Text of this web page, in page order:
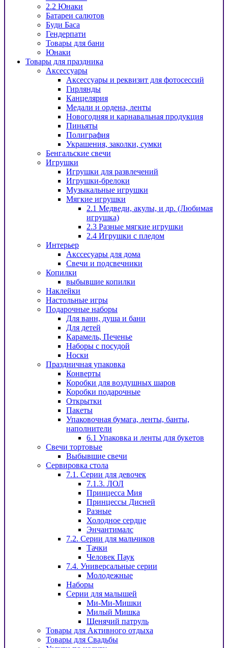
2.2 Юнаки
Батареи салютов
Буди Баса
Гендерпати
Товары для бани
Юнаки
Товары для праздника
Аксессуары
Аксессуары и реквизит для фотосессий
Гирлянды
Канцелярия
Медали и ордена, ленты
Новогодняя и карнавальная продукция
Пиньяты
Полиграфия
Украшения, заколки, сумки
Бенгальские свечи
Игрушки
Игрушки для развлечений
Игрушки-брелоки
Музыкальные игрушки
Мягкие игрушки
2.1 Медведи, акулы, и др. (Любимая
игрушка)
2.3 Разные мягкие игрушки
2.4 Игрушки с пледом
Интерьер
Акссесуары для дома
Свечи и подсвечники
Копилки
выбывшие копилки
Наклейки
Настольные игры
Подарочные наборы
Для ванн, душа и бани
Для детей
Карамель, Печенье
Наборы с посудой
Носки
Праздничная упаковка
Конверты
Коробки для воздушных шаров
Коробки подарочные
Открытки
Пакеты
Упаковочная бумага, ленты, банты,
наполнители
6.1 Упаковка и ленты для букетов
Свечи тортовые
Выбывшие свечи
Сервировка стола
7.1. Серии для девочек
7.1.3. ЛОЛ
Принцесса Мия
Принцессы Дисней
Разные
Холодное сердце
Энчантималс
7.2. Серии для мальчиков
Тачки
Человек Паук
7.4. Универсальные серии
Молодежные
Наборы
Серии для малышей
Ми-Ми-Мишки
Милый Мишка
Щенячий патруль
Товары для Активного отдыха
Товары для Свадьбы